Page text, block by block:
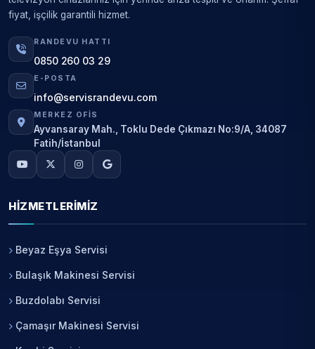
fiyat, işçilik garantili hizmet.
RANDEVU HATTI
0850 260 03 29
E-POSTA
info@servisrandevu.com
MERKEZ OFIS
Ayvansaray Mah., Toklu Dede Çıkmazı No:9/A, 34087
Fatih/İstanbul
HIZMETLERIMIZ
Beyaz Eşya Servisi
Bulaşık Makinesi Servisi
Buzdolabı Servisi
Çamaşır Makinesi Servisi